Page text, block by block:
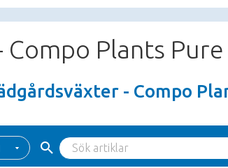
Plants
- Compo